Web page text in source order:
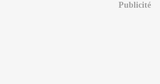
Publicité